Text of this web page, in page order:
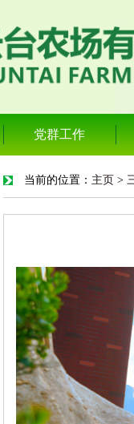
党群工作
当前的位置： 主页 >